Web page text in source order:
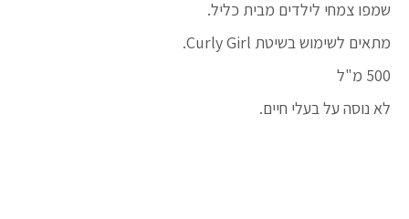
שמפו צמחי לילדים מבית כליל.
מתאים לשימוש בשיטת Curly Girl.
500 מ"ל
לא נוסה על בעלי חיים.